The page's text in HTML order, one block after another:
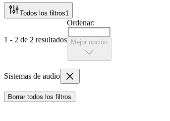
Todos los filtros1
1 - 2 de 2 resultados
Ordenar:
Mejor opción
Sistemas de audio
Borrar todos los filtros